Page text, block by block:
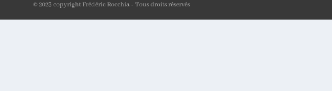
© 2023 copyright Frédéric Rocchia - Tous droits réservés